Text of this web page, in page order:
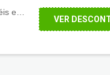
VER